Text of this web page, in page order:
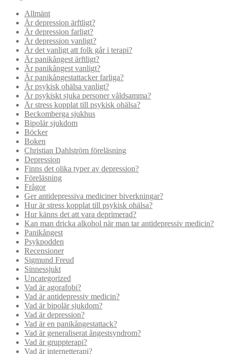
Allmänt
Är depression ärftligt?
Är depression farligt?
Är depression vanligt?
Är det vanligt att folk går i terapi?
Är panikångest ärftligt?
Är panikångest vanligt?
Är panikångestattacker farliga?
Är psykisk ohälsa vanligt?
Är psykiskt sjuka personer våldsamma?
Är stress kopplat till psykisk ohälsa?
Beckomberga sjukhus
Bipolär sjukdom
Böcker
Boken
Christian Dahlström föreläsning
Depression
Finns det olika typer av depression?
Föreläsning
Frågor
Ger antidepressiva mediciner biverkningar?
Hur är stress kopplat till psykisk ohälsa?
Hur känns det att vara deprimerad?
Kan man dricka alkohol när man tar antidepressiv medicin?
Panikångest
Psykpodden
Recensioner
Sigmund Freud
Sinnessjukt
Uncategorized
Vad är agorafobi?
Vad är antidepressiv medicin?
Vad är bipolär sjukdom?
Vad är depression?
Vad är en panikångestattack?
Vad är generaliserat ångestsyndrom?
Vad är gruppterapi?
Vad är internetterapi?